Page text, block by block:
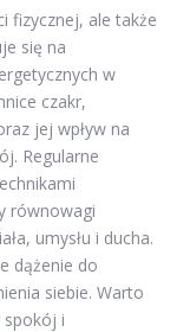
fizycznej, ale także
się na
w
czakr,
jej wpływ na
Regularne
równowagi
umysłu i ducha.
dążenie do
siebie. Warto
spokój i